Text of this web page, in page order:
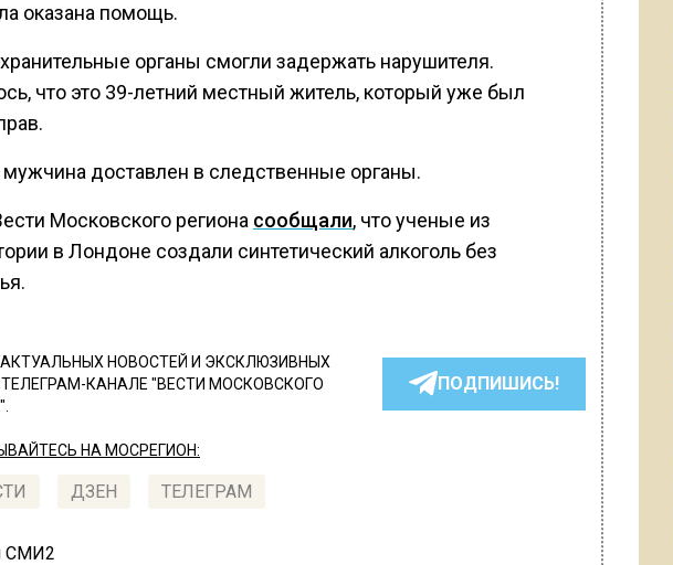
оказана помощь.
органы смогли задержать нарушителя.
что это 39-летний местный житель, который уже был
доставлен в следственные органы.
Московского региона сообщали, что ученые из
в Лондоне создали синтетический алкоголь без
НОВОСТЕЙ И ЭКСКЛЮЗИВНЫХ
КАНАЛЕ "ВЕСТИ МОСКОВСКОГО
ПОДПИШИСЬ!
НА МОСРЕГИОН:
ДЗЕН ТЕЛЕГРАМ
СМИ2